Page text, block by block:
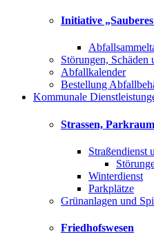
Initiative
Störungen,
Abfallkalender
Bestellung
Kommunale
Strassen,
Straßendienst
Winterdienst
Parkplätze
Grünanlagen und
Friedhofswesen